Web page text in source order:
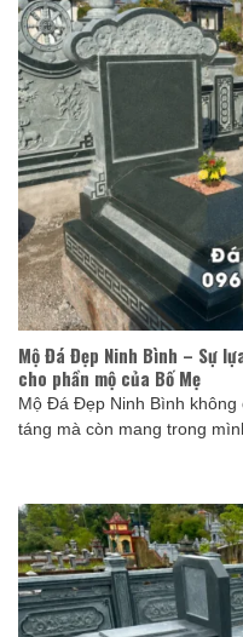
Mộ Đá Đẹp Ninh Bình – Sự
cho phần mộ của Bố Mẹ
Mộ Đá Đẹp Ninh Bình
táng mà còn mang trong